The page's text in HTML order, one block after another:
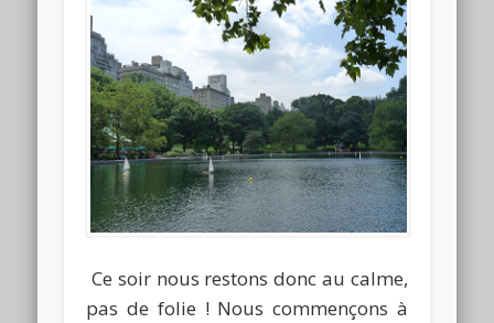
Ce soir nous restons donc au calme,
pas de folie ! Nous commençons à